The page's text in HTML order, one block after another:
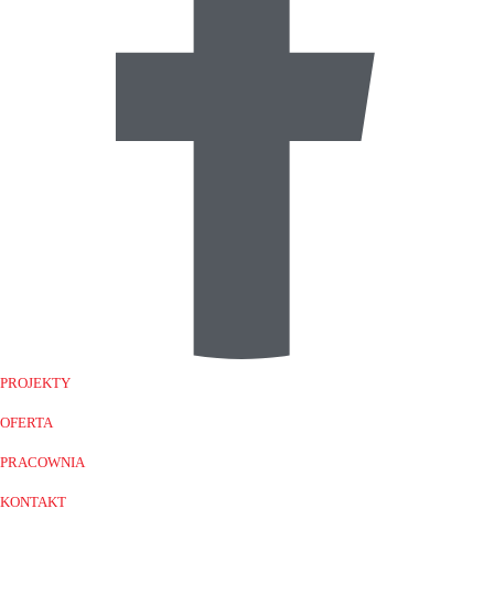
PROJEKTY
OFERTA
PRACOWNIA
KONTAKT